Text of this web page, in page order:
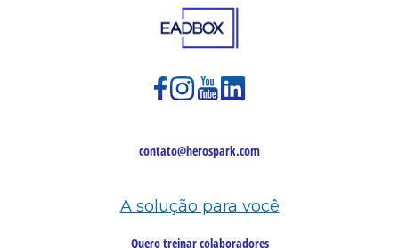
contato@herospark.com
A solução para você
Quero treinar colaboradores